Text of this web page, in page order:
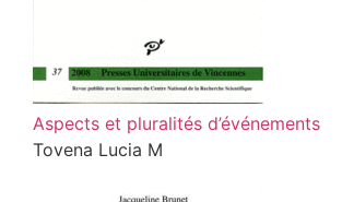
Aspects et pluralités d’événements
Tovena Lucia M